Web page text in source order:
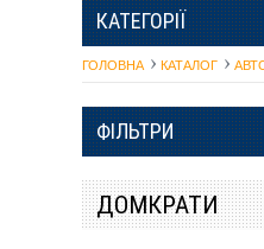
КАТЕГОРІЇ
ГОЛОВНА КАТАЛОГ
ФІЛЬТРИ
ДОМКРАТИ